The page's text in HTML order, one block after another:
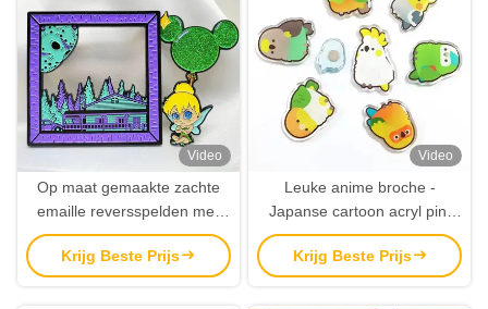
Video
Op maat gemaakte zachte
emaille reversspelden met
zinklegering en rubberen
sluiting voor branding en
souvenirs
Krijg Beste Prijs
Video
Leuke anime broche -
Japanse cartoon acryl pin,
hoogwaardige meisje
decoratie & accessoires
Krijg Beste Prijs